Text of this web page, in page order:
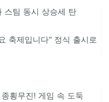
스팀 동시 상승세 탄
축제입니다" 정식 출시로
횡무진! 게임 속 도둑